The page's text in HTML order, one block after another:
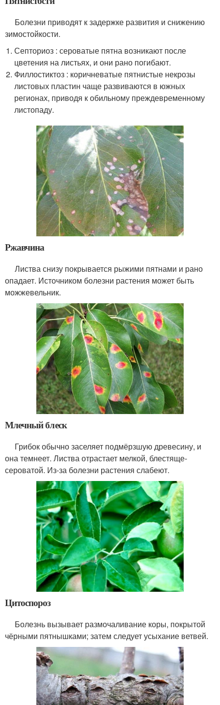
Болезни приводят к задержке развития и снижению
зимостойкости.
Септориоз : сероватые пятна возникают после
цветения на листьях, и они рано погибают.
Филлостиктоз : коричневатые пятнистые некрозы
листовых пластин чаще развиваются в южных
регионах, приводя к обильному преждевременному
листопаду.
Ржавчина
Листва снизу покрывается рыжими пятнами и рано
опадает. Источником болезни растения может быть
можжевельник.
Млечный блеск
Грибок обычно заселяет подмёрзшую древесину, и
она темнеет. Листва отрастает мелкой, блестяще-
сероватой. Из-за болезни растения слабеют.
Цитоспороз
Болезнь вызывает размочаливание коры, покрытой
чёрными пятнышками; затем следует усыхание ветвей.